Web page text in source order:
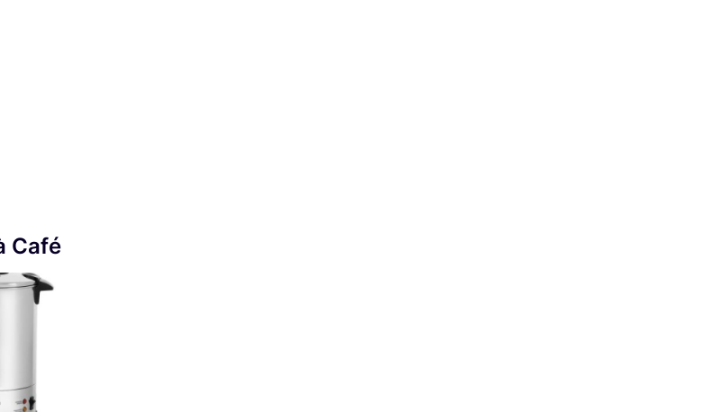
Café